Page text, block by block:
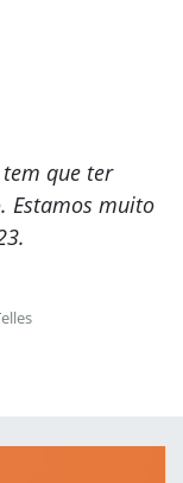
que ter
Estamos muito